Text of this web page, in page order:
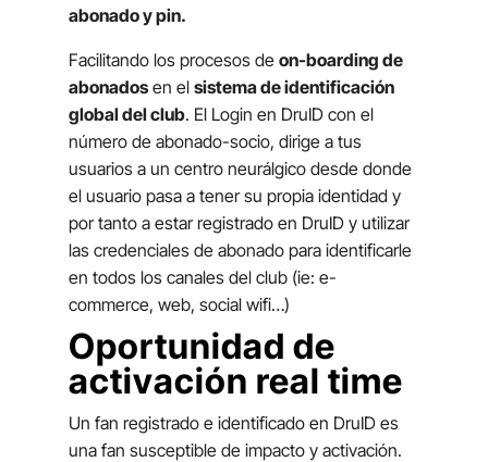
abonado y pin.
Facilitando los procesos de on-boarding de
abonadosen el sistema de identificación
global del club. El Login en DruID con el
número de abonado-socio, dirige a tus
usuarios a un centro neurálgico desde donde
el usuario pasa a tener su propia identidad y
por tanto a estar registrado en DruID y utilizar
las credenciales de abonado para identificarle
en todos los canales del club (ie: e-
commerce, web, social wifi…)
Oportunidad de
activación real time
Un fan registrado e identificado en DruID es
una fan susceptible de impacto y activación.